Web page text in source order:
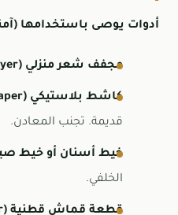
أدوات يوصى باستخدامها
مجفف شعر منزلي (Hair Dryer):
كاشط بلاستيكي (Plastic Scraper):
قديمة. تجنب المعادن.
خيط أسنان أو خيط
الخلفي.
قطعة قماش قطنية (Microfiber):